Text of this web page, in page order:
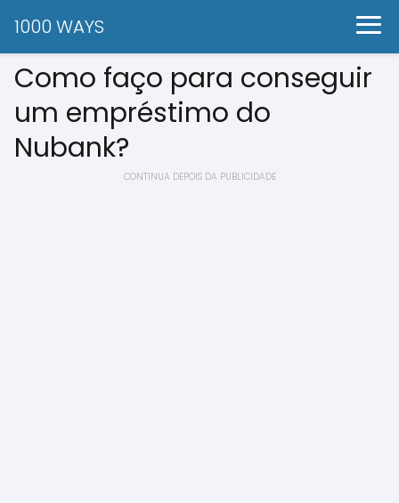
1000 WAYS
Como faço para conseguir
um empréstimo do
Nubank?
CONTINUA DEPOIS DA PUBLICIDADE